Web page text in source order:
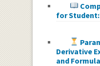
for
Derivative
and